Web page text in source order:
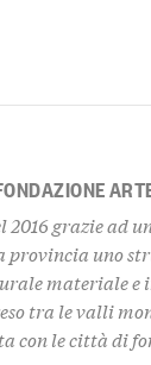
2016 grazie ad
provincia uno
materiale e
tra le valli
con le città di